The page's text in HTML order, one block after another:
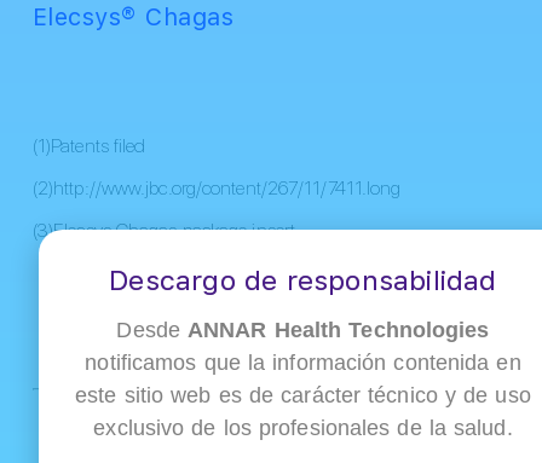
Elecsys® Chagas
(1)Patents filed
(2)http://www.jbc.org/content/267/11/7411.long
(3)Elecsys Chagas package insert
Para más información contacta a tu Ejecutivo de
venta o escríbenos a: ventas@annardx.com
Descargo de responsabilidad
DesdeANNAR Health Technologies
notificamos que la información contenida en
este sitio web es de carácter técnico y de uso
exclusivo de los profesionales de la salud.